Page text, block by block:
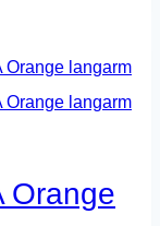
Orange